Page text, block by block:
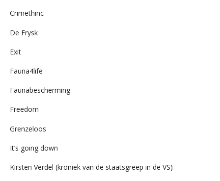
Crimethinc
De Frysk
Exit
Fauna4life
Faunabescherming
Freedom
Grenzeloos
It’s going down
Kirsten Verdel (kroniek van de staatsgreep in de VS)